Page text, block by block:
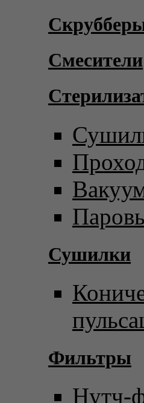
Смесители
Сушилки
Фильтры
Нутч-